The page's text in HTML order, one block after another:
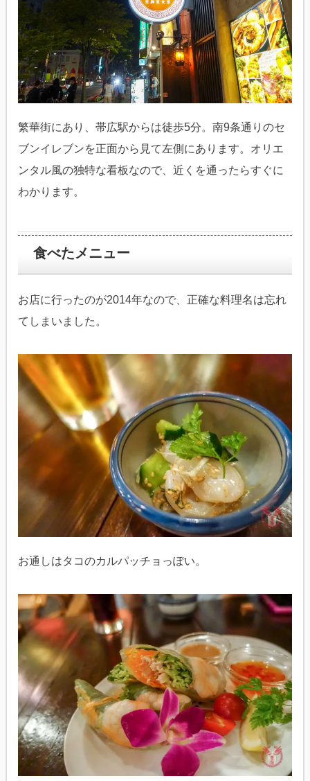
繁華街にあり、帯広駅からは徒歩5分。南9条通りのセ
ブンイレブンを正面から見て左側にあります。オリエ
ンタル風の独特な看板なので、近くを通ったらすぐに
わかります。
食べたメニュー
お店に行ったのが2014年なので、正確な料理名は忘れ
てしまいました。
お通しはタコのカルパッチョっぽい。